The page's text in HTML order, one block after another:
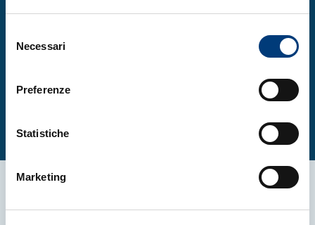
delNecessari
Preferenze
Statistiche
Marketing
standard e creare un eccesso di antimateria